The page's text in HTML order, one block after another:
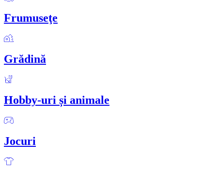
Frumuseţe
Grădină
Hobby-uri și animale
Jocuri